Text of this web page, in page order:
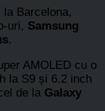
la Barcelona,
uri, Samsung
.
AMOLED cu o
la S9 și 6.2 inch
de la Galaxy